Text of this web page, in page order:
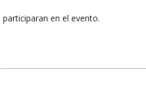
en el evento.